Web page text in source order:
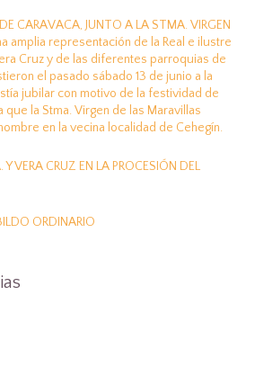
CARAVACA, JUNTO A LA STMA. VIRGEN
amplia representación de la Real e ilustre
Cruz y de las diferentes parroquias de
el pasado sábado 13 de junio a la
jubilar con motivo de la festividad de
que la Stma. Virgen de las Maravillas
en la vecina localidad de Cehegín.
Y VERA CRUZ EN LA PROCESIÓN DEL
ORDINARIO